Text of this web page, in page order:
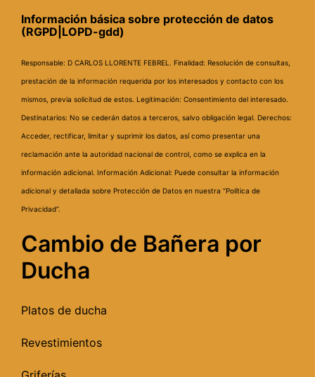
Información básica sobre protección de datos
(RGPD|LOPD-gdd)
Responsable: D CARLOS LLORENTE FEBREL. Finalidad: Resolución de consultas,
prestación de la información requerida por los interesados y contacto con los
mismos, previa solicitud de estos. Legitimación: Consentimiento del interesado.
Destinatarios: No se cederán datos a terceros, salvo obligación legal. Derechos:
Acceder, rectificar, limitar y suprimir los datos, así como presentar una
reclamación ante la autoridad nacional de control, como se explica en la
información adicional. Información Adicional: Puede consultar la información
adicional y detallada sobre Protección de Datos en nuestra “Política de
Privacidad”.
Cambio de Bañera por
Ducha
Platos de ducha
Revestimientos